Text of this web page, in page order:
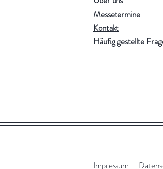
Messetermine
Kontakt
Häufig gestellte
Impressum